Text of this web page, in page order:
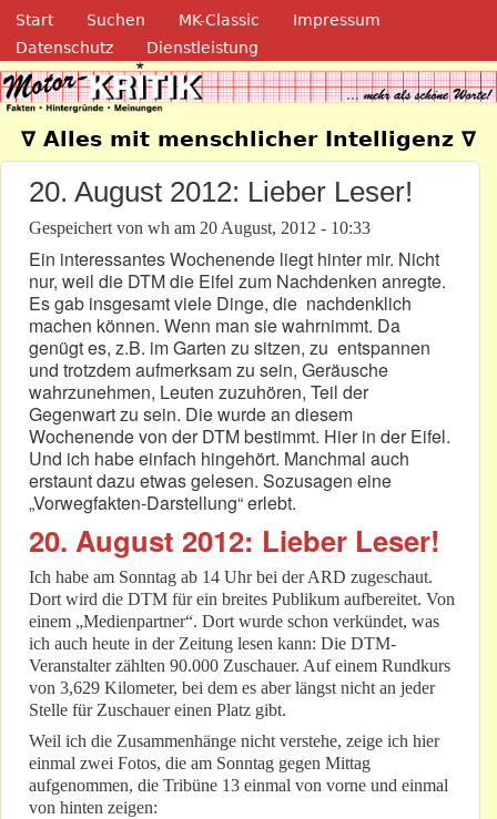
Direkt zum Inhalt
Navigation
Start Suchen MK-Classic
Impressum
Datenschutz
Dienstleistung
Motor-Kritik.de
∇ Alles mit menschlicher Intelligenz ∇
20. August 2012: Lieber Leser!
Gespeichert von wh am 20 August, 2012 - 10:33
Ein interessantes Wochenende liegt hinter mir. Nicht
nur, weil die DTM die Eifel zum Nachdenken anregte.
Es gab insgesamt viele Dinge, die nachdenklich
machen können. Wenn man sie wahrnimmt. Da
genügt es, z.B. im Garten zu sitzen, zu entspannen
und trotzdem aufmerksam zu sein, Geräusche
wahrzunehmen, Leuten zuzuhören, Teil der
Gegenwart zu sein. Die wurde an diesem
Wochenende von der DTM bestimmt. Hier in der Eifel.
Und ich habe einfach hingehört. Manchmal auch
erstaunt dazu etwas gelesen. Sozusagen eine
„Vorwegfakten-Darstellung“ erlebt.
20. August 2012: Lieber Leser!
Ich habe am Sonntag ab 14 Uhr bei der ARD zugeschaut.
Dort wird die DTM für ein breites Publikum aufbereitet. Von
einem „Medienpartner“. Dort wurde schon verkündet, was
ich auch heute in der Zeitung lesen kann: Die DTM-
Veranstalter zählten 90.000 Zuschauer. Auf einem Rundkurs
von 3,629 Kilometer, bei dem es aber längst nicht an jeder
Stelle für Zuschauer einen Platz gibt.
Weil ich die Zusammenhänge nicht verstehe, zeige ich hier
einmal zwei Fotos, die am Sonntag gegen Mittag
aufgenommen, die Tribüne 13 einmal von vorne und einmal
von hinten zeigen: